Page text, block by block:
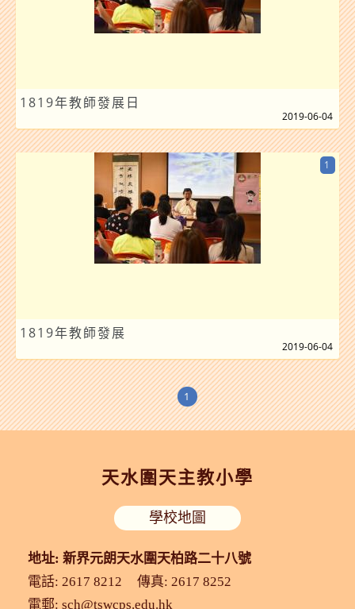
1819年教師發展日
2019-06-04
1819年教師發展
1
2019-06-04
1
天水圍天主教小學
地址: 新界元朗天水圍天柏路二十八號
學校地圖
電話: 2617 8212
傳真: 2617 8252
電郵: sch@tswcps.edu.hk